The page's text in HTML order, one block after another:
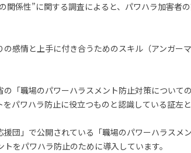
関係性”に関する調査によると、パワハラ加害者
感情と上手に付き合うためのスキル（アンガー
「職場のパワーハラスメント防止対策について
パワハラ防止に役立つものと認識している証左と
団」で公開されている「職場のパワーハラスメ
をパワハラ防止のために導入しています。